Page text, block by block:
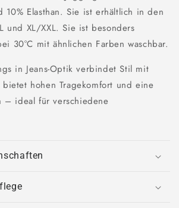
10% Elasthan. Sie ist erhältlich in den
und XL/XXL. Sie ist besonders
30°C mit ähnlichen Farben waschbar.
in Jeans-Optik verbindet Stil mit
hohen Tragekomfort und eine
– ideal für verschiedene